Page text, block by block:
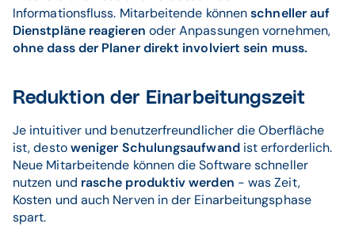
Informationsfluss. Mitarbeitende könnenschneller auf
Dienstpläne reagieren oder Anpassungen vornehmen,
ohne dass der Planer direkt involviert sein muss.
Reduktion der Einarbeitungszeit
Je intuitiver und benutzerfreundlicher die Oberfläche
ist, destoweniger Schulungsaufwand ist erforderlich.
Neue Mitarbeitende können die Software schneller
nutzen und rasche produktiv werden - was Zeit,
Kosten und auch Nerven in der Einarbeitungsphase
spart.